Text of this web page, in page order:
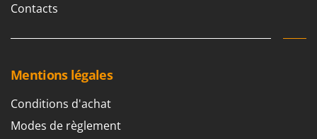
Contacts
Mentions légales
Conditions d'achat
Modes de règlement